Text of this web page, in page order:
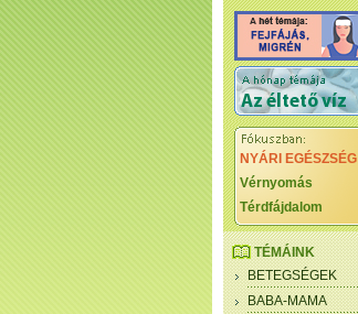
NYÁRI EGÉSZSÉG
Vérnyomás
Térdfájdalom
TÉMÁINK
BETEGSÉGEK
BABA-MAMA